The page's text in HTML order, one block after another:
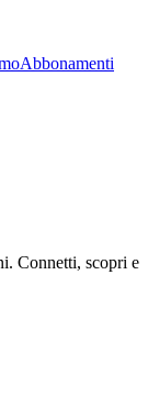
Abbonamenti
Connetti, scopri e